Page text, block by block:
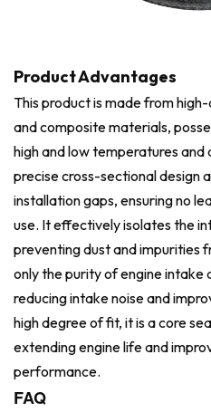
Product Advantages
This product is made from
and composite materials,
high and low temperatures
precise cross-sectional design
installation gaps, ensuring no
use. It effectively isolates the
preventing dust and impurities
only the purity of engine intake
reducing intake noise and
high degree of fit, it is a core
extending engine life and
performance.
FAQ